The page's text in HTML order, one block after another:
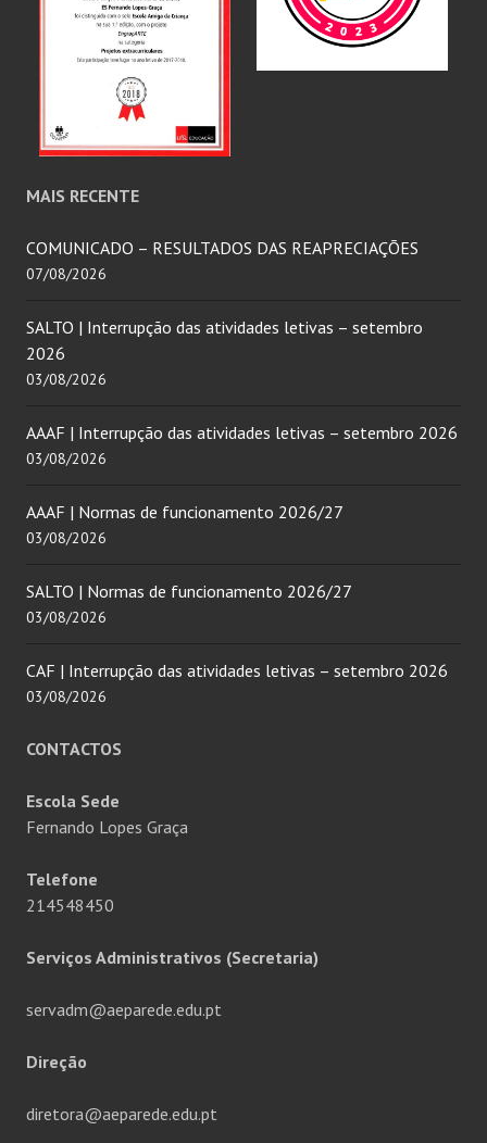
MAIS RECENTE
COMUNICADO – RESULTADOS DAS REAPRECIAÇÕES
07/08/2026
SALTO | Interrupção das atividades letivas – setembro
2026
03/08/2026
AAAF | Interrupção das atividades letivas – setembro 2026
03/08/2026
AAAF | Normas de funcionamento 2026/27
03/08/2026
SALTO | Normas de funcionamento 2026/27
03/08/2026
CAF | Interrupção das atividades letivas – setembro 2026
03/08/2026
CONTACTOS
Escola Sede
Fernando Lopes Graça
Telefone
214548450
Serviços Administrativos (Secretaria)
servadm@aeparede.edu.pt
Direção
diretora@aeparede.edu.pt